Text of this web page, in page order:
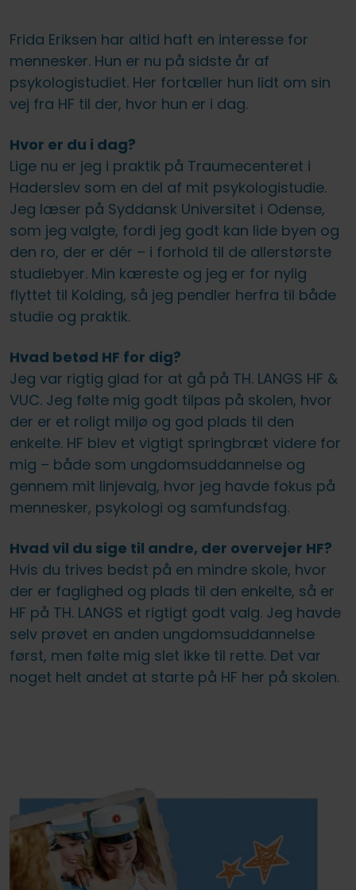
Frida Eriksen har altid haft en interesse for
mennesker. Hun er nu på sidste år af
psykologistudiet. Her fortæller hun lidt om sin
vej fra HF til der, hvor hun er i dag.
Hvor er du i dag?
Lige nu er jeg i praktik på Traumecenteret i
Haderslev som en del af mit psykologistudie.
Jeg læser på Syddansk Universitet i Odense,
som jeg valgte, fordi jeg godt kan lide byen og
den ro, der er dér – i forhold til de allerstørste
studiebyer. Min kæreste og jeg er for nylig
flyttet til Kolding, så jeg pendler herfra til både
studie og praktik.
Hvad betød HF for dig?
Jeg var rigtig glad for at gå på TH. LANGS HF &
VUC. Jeg følte mig godt tilpas på skolen, hvor
der er et roligt miljø og god plads til den
enkelte. HF blev et vigtigt springbræt videre for
mig – både som ungdomsuddannelse og
gennem mit linjevalg, hvor jeg havde fokus på
mennesker, psykologi og samfundsfag.
Hvad vil du sige til andre, der overvejer HF?
Hvis du trives bedst på en mindre skole, hvor
der er faglighed og plads til den enkelte, så er
HF på TH. LANGS et rigtigt godt valg. Jeg havde
selv prøvet en anden ungdomsuddannelse
først, men følte mig slet ikke til rette. Det var
noget helt andet at starte på HF her på skolen.